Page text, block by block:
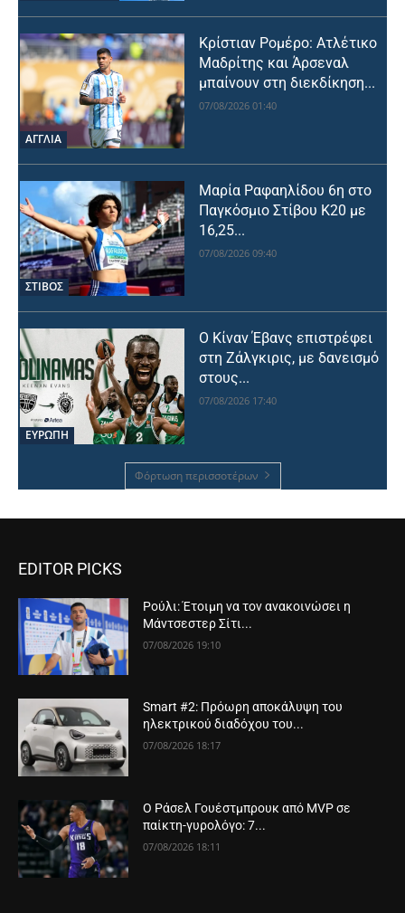
ΑΓΓΛΙΑ
Κρίστιαν Ρομέρο: Ατλέτικο
Μαδρίτης και Άρσεναλ
μπαίνουν στη διεκδίκηση...
07/08/2026 01:40
ΣΤΙΒΟΣ
Μαρία Ραφαηλίδου 6η στο
Παγκόσμιο Στίβου Κ20 με
16,25...
07/08/2026 09:40
ΕΥΡΩΠΗ
Ο Κίναν Έβανς επιστρέφει
στη Ζάλγκιρις, με δανεισμό
στους...
07/08/2026 17:40
Φόρτωση περισσοτέρων
EDITOR PICKS
Ρούλι: Έτοιμη να τον ανακοινώσει η
Μάντσεστερ Σίτι...
07/08/2026 19:10
Smart #2: Πρόωρη αποκάλυψη του
ηλεκτρικού διαδόχου του...
07/08/2026 18:17
Ο Ράσελ Γουέστμπρουκ από MVP σε
παίκτη-γυρολόγο: 7...
07/08/2026 18:11